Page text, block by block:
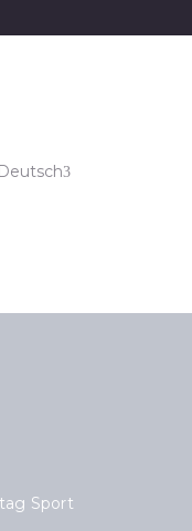
Sport